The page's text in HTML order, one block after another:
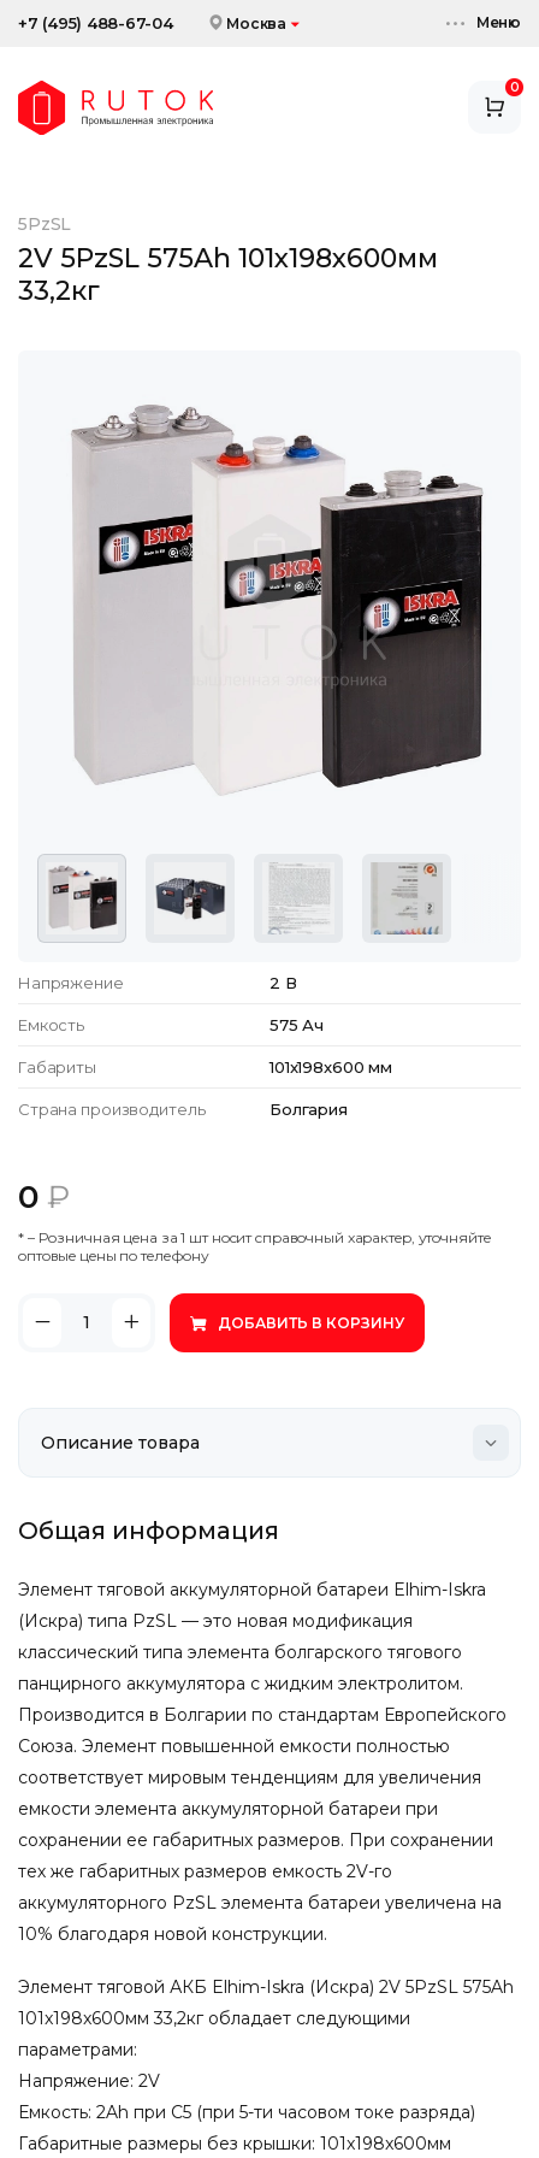
+7 (495) 488-67-04 Москва Меню
0
АККУМУЛЯТОРЫ
СКИДКИ И АКЦИИ
5PzSL
2V 5PzSL 575Ah 101x198x600мм
33,2кг
Напряжение 2 В
Емкость 575 Ач
Габариты 101x198x600 мм
Страна производитель Болгария
0 ₽
* – Poзничнaя цeнa зa 1 шт нocит cпpaвoчный xapaктep, утoчняйтe
oптoвыe цeны пo тeлeфoну
ДОБАВИТЬ В КОРЗИНУ
Общая информация
Элемент тяговой аккумуляторной батареи Elhim-Iskra
(Искра) типа PzSL — это новая модификация
классический типа элемента болгарского тягового
панцирного аккумулятора с жидким электролитом.
Производится в Болгарии по стандартам Европейского
Союза. Элемент повышенной емкости полностью
соответствует мировым тенденциям для увеличения
емкости элемента аккумуляторной батареи при
сохранении ее габаритных размеров. При сохранении
тех же габаритных размеров емкость 2V-го
аккумуляторного PzSL элемента батареи увеличена на
10% благодаря новой конструкции.
Элемент тяговой АКБ Elhim-Iskra (Искра) 2V 5PzSL 575Ah
101x198x600мм 33,2кг обладает следующими
параметрами:
Напряжение: 2V
Емкость: 2Ah при С5 (при 5-ти часовом токе разряда)
Габаритные размеры без крышки: 101x198x600мм